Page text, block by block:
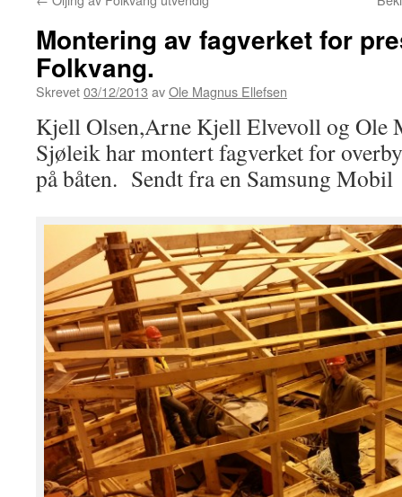
Montering av fagverket for
Folkvang.
Skrevet03/12/2013 avOle Magnus Ellefsen
Kjell Olsen,Arne Kjell Elvevoll og Ole
Sjøleik har montert fagverket for
på båten. Sendt fra en Samsung Mobil